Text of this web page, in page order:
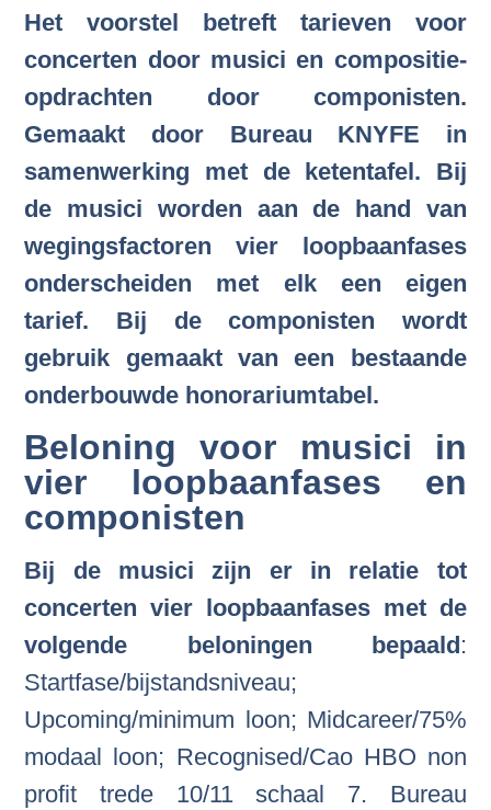
Het voorstel betreft tarieven voor
concerten door musici en compositie-
opdrachten door componisten.
Gemaakt door Bureau KNYFE in
samenwerking met de ketentafel. Bij
de musici worden aan de hand van
wegingsfactoren vier loopbaanfases
onderscheiden met elk een eigen
tarief. Bij de componisten wordt
gebruik gemaakt van een bestaande
onderbouwde honorariumtabel.
Beloning voor musici in
vier loopbaanfases en
componisten
Bij de musici zijn er in relatie tot
concerten vier loopbaanfases met de
volgende beloningen bepaald:
Startfase/bijstandsniveau;
Upcoming/minimum loon; Midcareer/75%
modaal loon; Recognised/Cao HBO non
profit trede 10/11 schaal 7. Bureau